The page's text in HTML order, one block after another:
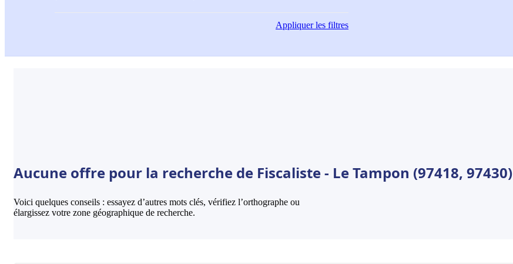
Appliquerles filtres
Aucune offre pour la recherche de Fiscaliste - Le Tampon (97418, 97430)
Voici quelques conseils : essayez d’autres mots clés, vérifiez l’orthographe ou
élargissez votre zone géographique de recherche.